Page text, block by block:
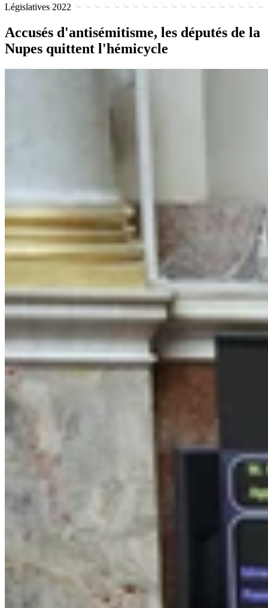
Législatives 2022
Accusés d'antisémitisme, les députés de la
Nupes quittent l'hémicycle